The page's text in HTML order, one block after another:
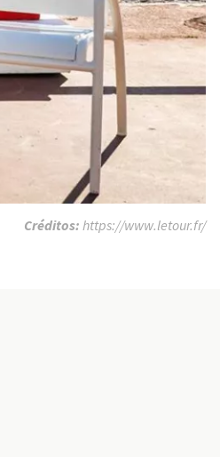
Créditos: https://www.letour.fr/